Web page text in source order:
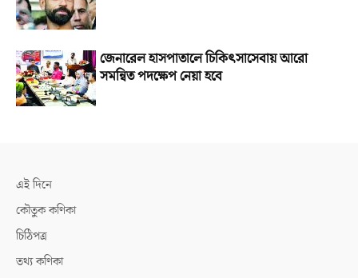
জেনারেল হাসপাতালে চিকিৎসাসেবায় আরো
সমন্বিত পদক্ষেপ নেয়া হবে
এই দিনে
কৌতুক কণিকা
চিঠিপত্র
তথ্য কণিকা